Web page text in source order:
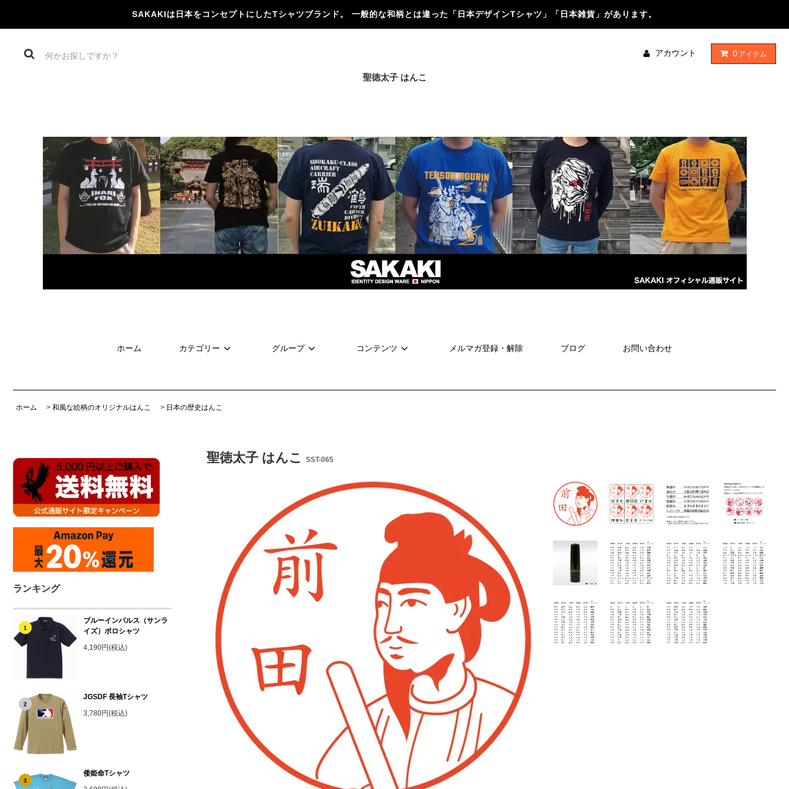
SAKAKIは日本をコンセプトにしたTシャツブランド。 一般的な和柄とは違った「日本デザインTシャツ」「日本雑貨」があります。
アカウント 0 アイテム
聖徳太子 はんこ
ホーム カテゴリー グループ コンテンツ メルマガ登録・解除 ブログ お問い合わせ
ホーム > 和風な絵柄のオリジナルはんこ > 日本の歴史はんこ
ランキング
1
ブルーインパルス（サンラ
イズ）ポロシャツ
4,190円(税込)
2
JGSDF 長袖Tシャツ
3,780円(税込)
3
倭姫命Tシャツ
聖徳太子 はんこ SST-065